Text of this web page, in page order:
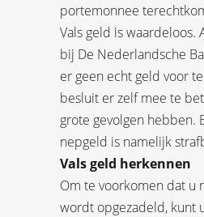
portemonnee
Vals geld is waardeloos.
bij De Nederlandsche
er geen echt geld voor
besluit er zelf mee te
grote gevolgen hebben.
nepgeld is namelijk
Vals geld herkennen
Om te voorkomen dat u
wordt opgezadeld, kunt